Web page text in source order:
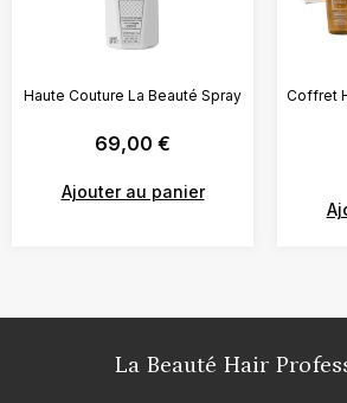
Haute Couture La Beauté Spray
69,00 €
Ajouter au panier
Coffret
La Beauté Hair